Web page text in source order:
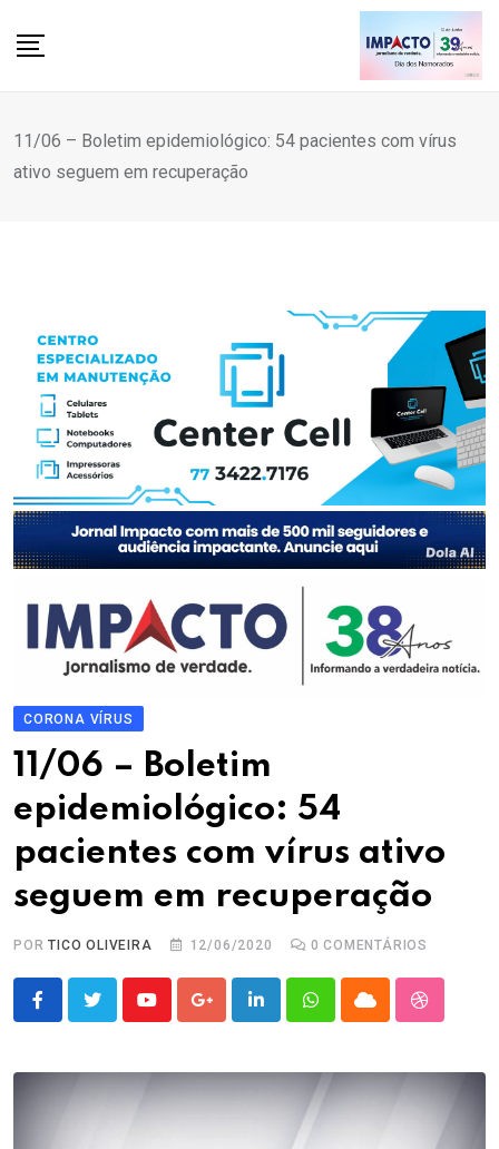
11/06 – Boletim epidemiológico: 54 pacientes com vírus
ativo seguem em recuperação
CORONA VÍRUS
11/06 – Boletim
epidemiológico: 54
pacientes com vírus ativo
seguem em recuperação
PORTICO OLIVEIRA 12/06/2020 0 COMENTÁRIOS
YoutubeGoogle+LinkedInWhatsappCloud